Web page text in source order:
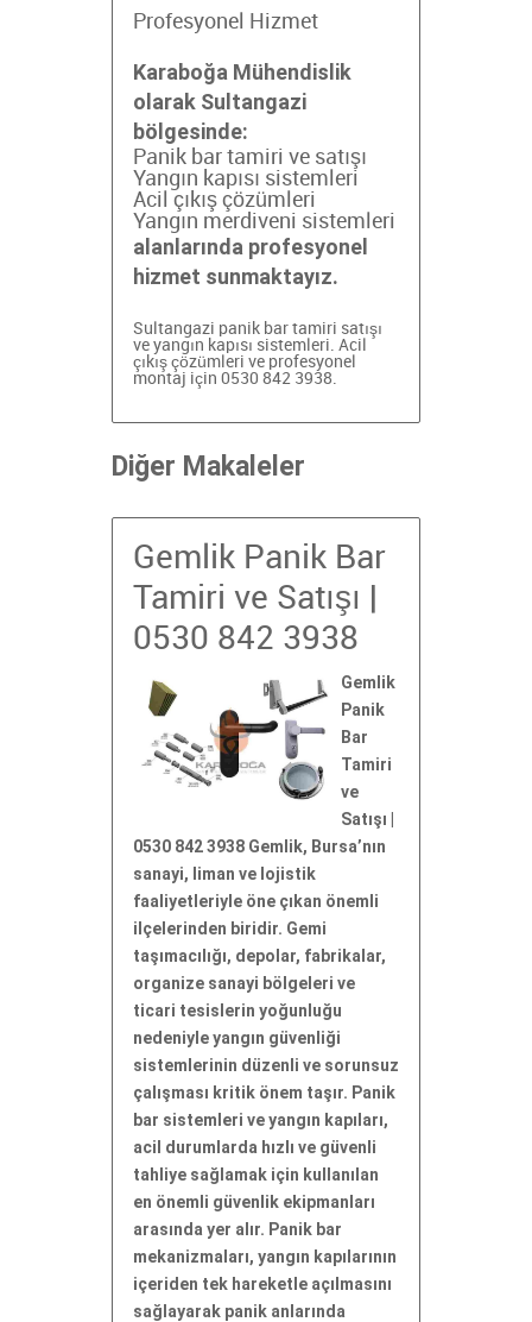
Profesyonel Hizmet
Karaboğa Mühendislik
olarak Sultangazi
bölgesinde:
Panik bar tamiri ve satışı
Yangın kapısı sistemleri
Acil çıkış çözümleri
Yangın merdiveni sistemleri
alanlarında profesyonel
hizmet sunmaktayız.
Sultangazi panik bar tamiri satışı
ve yangın kapısı sistemleri. Acil
çıkış çözümleri ve profesyonel
montaj için 0530 842 3938.
Diğer Makaleler
Gemlik Panik Bar
Tamiri ve Satışı |
0530 842 3938
Gemlik
Panik
Bar
Tamiri
ve
Satışı |
0530 842 3938 Gemlik, Bursa’nın
sanayi, liman ve lojistik
faaliyetleriyle öne çıkan önemli
ilçelerinden biridir. Gemi
taşımacılığı, depolar, fabrikalar,
organize sanayi bölgeleri ve
ticari tesislerin yoğunluğu
nedeniyle yangın güvenliği
sistemlerinin düzenli ve sorunsuz
çalışması kritik önem taşır. Panik
bar sistemleri ve yangın kapıları,
acil durumlarda hızlı ve güvenli
tahliye sağlamak için kullanılan
en önemli güvenlik ekipmanları
arasında yer alır. Panik bar
mekanizmaları, yangın kapılarının
içeriden tek hareketle açılmasını
sağlayarak panik anlarında